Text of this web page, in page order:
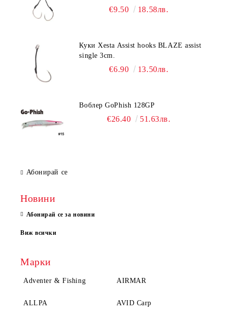
€9.50 18.58лв.
Куки Xesta Assist hooks BLAZE assist
single 3cm.
€6.90 13.50лв.
Воблер GoPhish 128GP
€26.40 51.63лв.
Абонирай се
Новини
Абонирай се за новини
Виж всички
Марки
Adventer & Fishing AIRMAR
ALLPA AVID Carp